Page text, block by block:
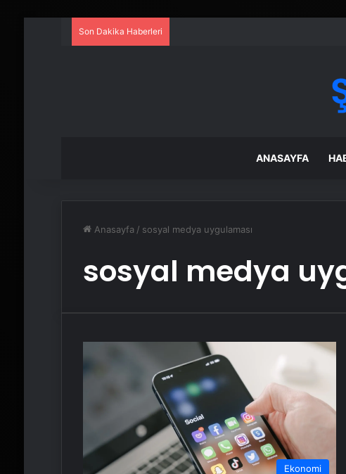
Son Dakika Haberleri
ANASAYFA
Anasayfa / sosyal medya uygulaması
sosyal medya
Ekonomi